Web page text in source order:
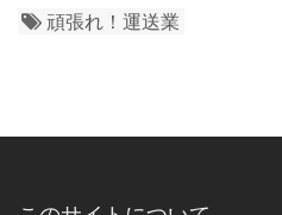
頑張れ！運送業